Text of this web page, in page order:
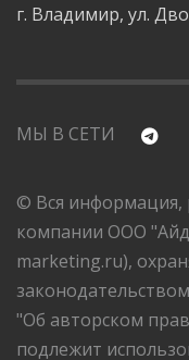
г. Владимир, ул.
МЫ В СЕТИ
© Вся информация,
компании ООО
marketing.ru),
"Об авторском
подлежит